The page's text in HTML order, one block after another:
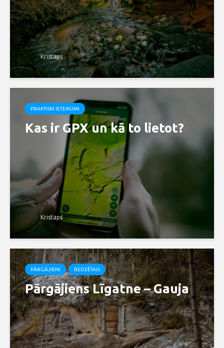
Kristaps
PRAKTISKI IETEIKUMI
Kas ir GPX un kā to lietot?
Kristaps
PĀRGĀJIENI REDZĒTAIS
Pārgājiens Līgatne – Gauja